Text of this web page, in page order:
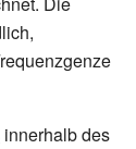
innerhalb des